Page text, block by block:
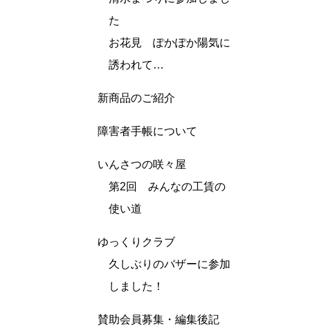
た
お花見 ぽかぽか陽気に
誘われて…
新商品のご紹介
障害者手帳について
いんさつの咲々屋
第2回 みんなの工賃の
使い道
ゆっくりクラブ
久しぶりのバザーに参加
しました！
賛助会員募集・編集後記